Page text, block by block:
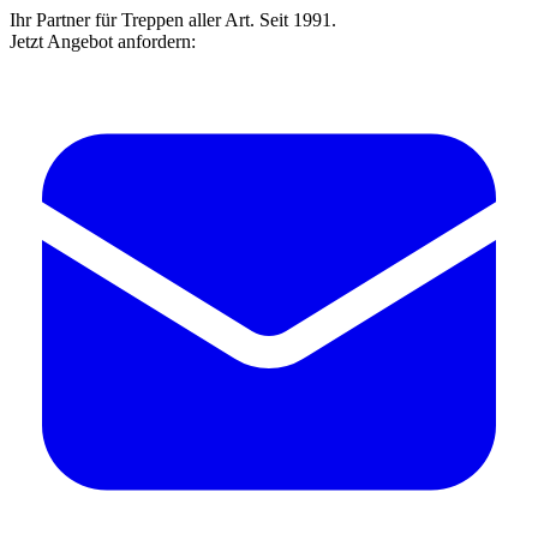
Ihr Partner für Treppen aller Art. Seit 1991.
Jetzt Angebot anfordern: